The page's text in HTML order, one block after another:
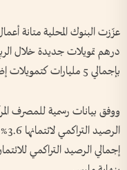
بإجمالي 5 مليارات كتمويلات إضافية للمشاريع الصغيرة والمتوسطة.
ووفق بيانات رسمية للمصرف